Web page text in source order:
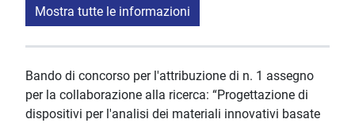
Mostra tutte le informazioni
Bando di concorso per l'attribuzione di n. 1 assegno
per la collaborazione alla ricerca: “Progettazione di
dispositivi per l'analisi dei materiali innovativi basate